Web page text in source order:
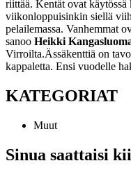
riittää. Kentät ovat
viikonloppuisinkin siellä
pelailemassa. Vanhemmat
sanoo Heikki
Virroilta.Ässäkenttiä on
kappaletta. Ensi vuodelle
KATEGORIAT
Muut
Sinua saattaisi